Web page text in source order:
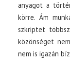
anyagot a
körre. Ám
szkriptet
közönséget
nem is igazán